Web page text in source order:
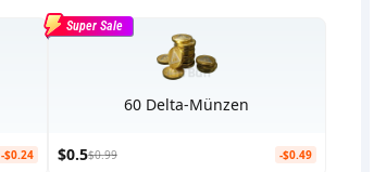
-$0.24
60 Delta-Münzen
$0.5$0.99 -$0.49
Super Sale